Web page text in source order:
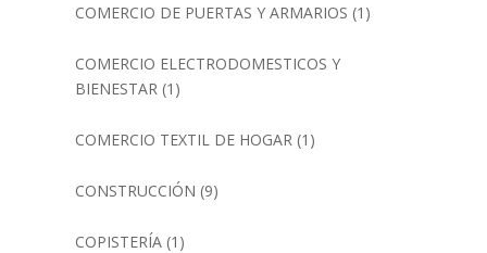
COMERCIO DE PUERTAS Y ARMARIOS (1)
COMERCIO ELECTRODOMESTICOS Y
BIENESTAR (1)
COMERCIO TEXTIL DE HOGAR (1)
CONSTRUCCIÓN (9)
COPISTERÍA(1)